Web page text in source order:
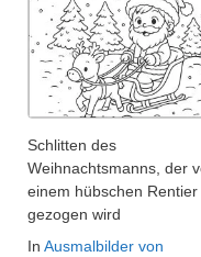
Schlitten des
Weihnachtsmanns, der
einem hübschen Rentier
gezogen wird
In Ausmalbilder von